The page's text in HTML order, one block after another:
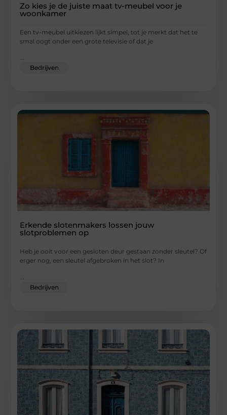
Zo kies je de juiste maat tv-meubel voor je
woonkamer
Een tv-meubel uitkiezen lijkt simpel, tot je merkt dat het te
smal oogt onder een grote televisie of dat je
...
Bedrijven
Erkende slotenmakers lossen jouw
slotproblemen op
Heb je ooit voor een gesloten deur gestaan zonder sleutel? Of
erger nog, een sleutel afgebroken in het slot? In
Bedrijven